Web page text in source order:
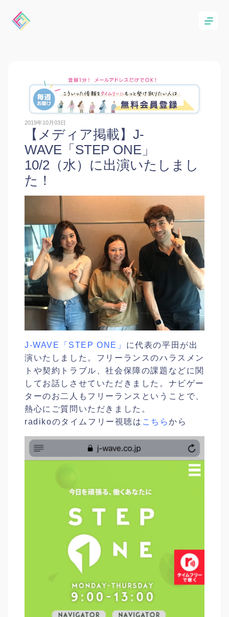
2019年10月03日
【メディア掲載】J-
WAVE「STEP ONE」
10/2（水）に出演いたしまし
た！
J-WAVE「STEP ONE」 に代表の平田が出
演いたしました。フリーランスのハラスメン
トや契約トラブル、社会保障の課題などに関
してお話しさせていただきました。ナビゲー
ターのお二人もフリーランスということで、
熱心にご質問いただきました。
radikoのタイムフリー視聴は こちらから